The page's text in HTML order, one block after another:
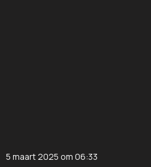
5 maart 2025 om 06:33